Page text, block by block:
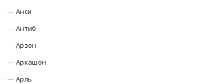
Анси
Антиб
Арзон
Аркашон
Арль